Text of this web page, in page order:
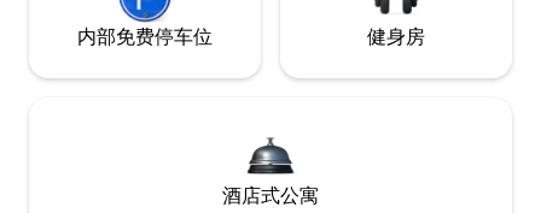
内部免费停车位 健身房
酒店式公寓